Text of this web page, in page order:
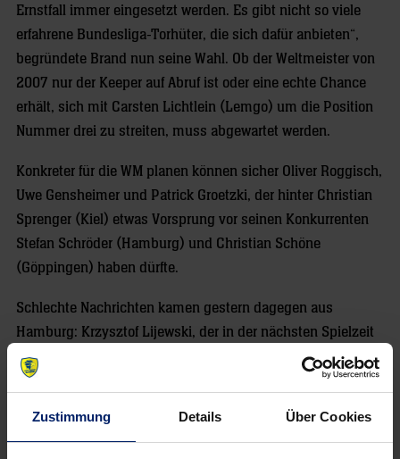
Zustimmung Details Über Cookies
Ernstfall immer eingesetzt werden. Es gibt nicht so viele
erfahrene Bundesliga-Torhüter, die sich dafür anbieten“,
begründete Brand nun seine Wahl. Ob der Weltmeister von
2007 nur der Keeper auf Abruf ist oder eine echte Chance
erhält, sich mit Carsten Lichtlein (Lemgo) um die Position
Nummer drei zu streiten, muss abgewartet werden.
Konkreter für die WM planen können sicher Oliver Roggisch,
Uwe Gensheimer und Patrick Groetzki, der hinter Christian
Sprenger (Kiel) etwas Vorsprung vor seinen Konkurrenten
Stefan Schröder (Hamburg) und Christian Schöne
(Göppingen) haben dürfte.
Schlechte Nachrichten kamen gestern dagegen aus
Hamburg: Krzysztof Lijewski, der in der nächsten Spielzeit
im rechten Rückraum für Löwen-Tore sorgen soll, muss
sich am Mittwoch im französischen Annecy erneut einer
wurde bei Lijewski eine Irritation eines Nervs in der